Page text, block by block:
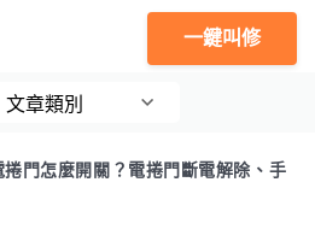
一鍵叫修
文章類別
捲門怎麼開關？電捲門斷電解除、手